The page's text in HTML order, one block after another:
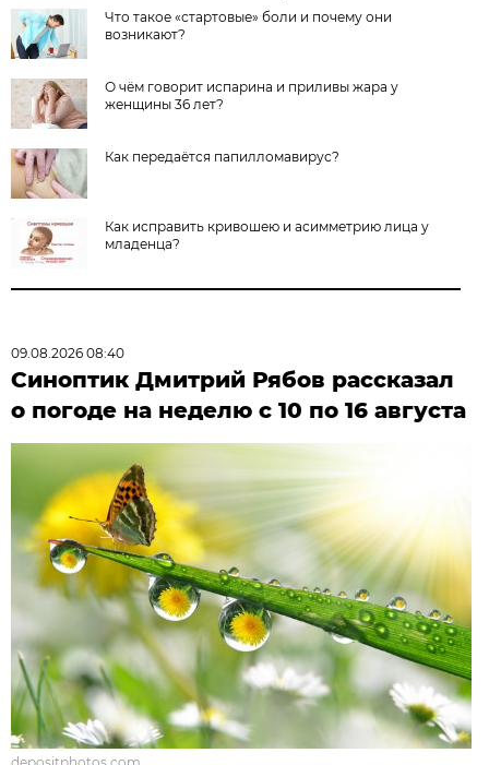
Что такое «стартовые» боли и почему они
возникают?
О чём говорит испарина и приливы жара у
женщины 36 лет?
Как передаётся папилломавирус?
Как исправить кривошею и асимметрию лица у
младенца?
09.08.2026 08:40
Синоптик Дмитрий Рябов рассказал
о погоде на неделю с 10 по 16 августа